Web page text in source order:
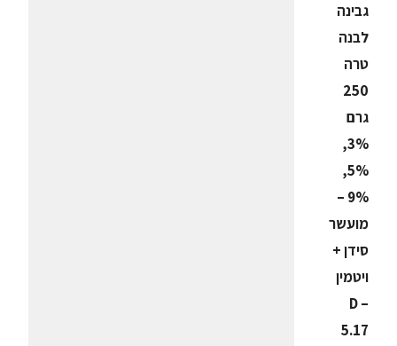
גבינה
לבנה
טרה
250
גרם
3%,
5%,
9% –
מועשר
סידן +
ויטמין
D –
5.17